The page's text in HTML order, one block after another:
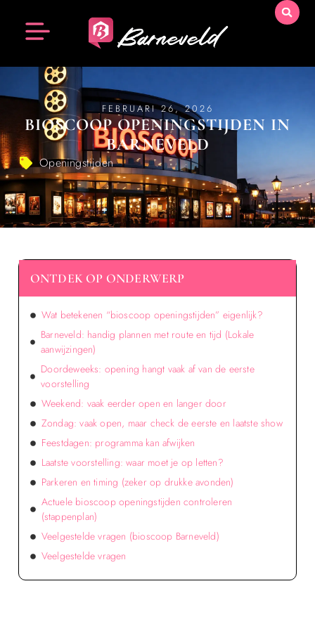
FEBRUARI 26, 2026
BIOSCOOP OPENINGSTIJDEN IN
BARNEVELD
Openingstijden
ONTDEK OP ONDERWERP
Wat betekenen “bioscoop openingstijden” eigenlijk?
Barneveld: handig plannen met route en tijd (Lokale
aanwijzingen)
Doordeweeks: opening hangt vaak af van de eerste
voorstelling
Weekend: vaak eerder open en langer door
Zondag: vaak open, maar check de eerste en laatste show
Feestdagen: programma kan afwijken
Laatste voorstelling: waar moet je op letten?
Parkeren en timing (zeker op drukke avonden)
Actuele bioscoop openingstijden controleren
(stappenplan)
Veelgestelde vragen (bioscoop Barneveld)
Veelgestelde vragen